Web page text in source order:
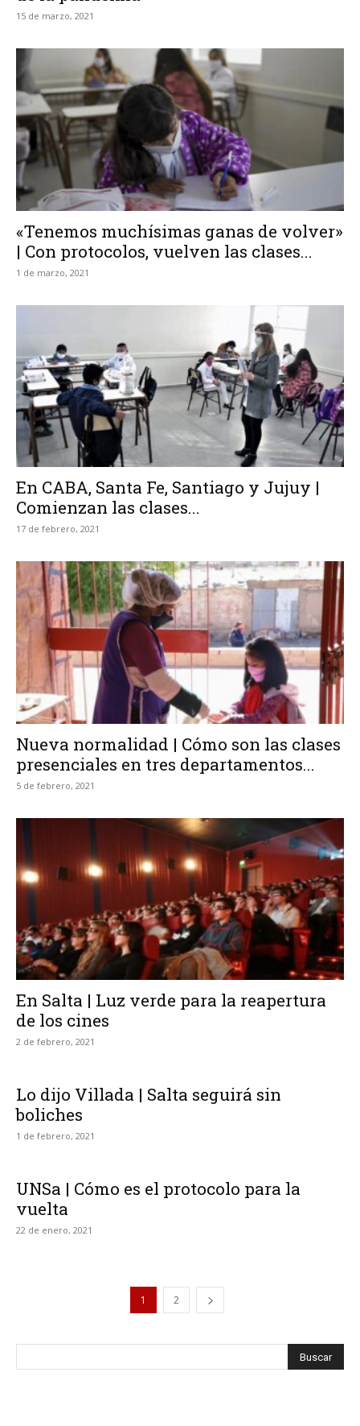
15 de marzo, 2021
«Tenemos muchísimas ganas de volver»
| Con protocolos, vuelven las clases...
1 de marzo, 2021
En CABA, Santa Fe, Santiago y Jujuy |
Comienzan las clases...
17 de febrero, 2021
Nueva normalidad | Cómo son las clases
presenciales en tres departamentos...
5 de febrero, 2021
En Salta | Luz verde para la reapertura
de los cines
2 de febrero, 2021
Lo dijo Villada | Salta seguirá sin
boliches
1 de febrero, 2021
UNSa | Cómo es el protocolo para la
vuelta
22 de enero, 2021
1 2